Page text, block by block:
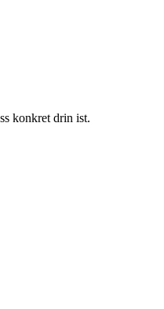
konkret drin ist.